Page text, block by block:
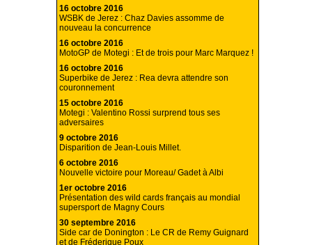
16 octobre 2016
WSBK de Jerez : Chaz Davies assomme de
nouveau la concurrence
16 octobre 2016
MotoGP de Motegi : Et de trois pour Marc Marquez !
16 octobre 2016
Superbike de Jerez : Rea devra attendre son
couronnement
15 octobre 2016
Motegi : Valentino Rossi surprend tous ses
adversaires
9 octobre 2016
Disparition de Jean-Louis Millet.
6 octobre 2016
Nouvelle victoire pour Moreau/ Gadet à Albi
1er octobre 2016
Présentation des wild cards français au mondial
supersport de Magny Cours
30 septembre 2016
Side car de Donington : Le CR de Remy Guignard
et de Fréderique Poux